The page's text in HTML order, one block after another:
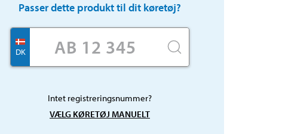
Passer dette produkt til dit køretøj?
DK
Intet registreringsnummer?
VÆLG KØRETØJ MANUELT